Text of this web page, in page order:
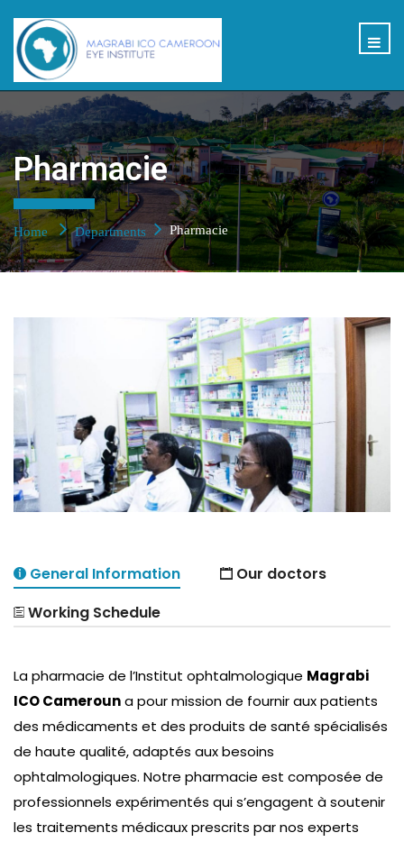
Pharmacie
Home Departments Pharmacie
General Information
Our doctors
Working Schedule
La pharmacie de l’Institut ophtalmologique Magrabi
ICO Camerouna pour mission de fournir aux patients
des médicaments et des produits de santé spécialisés
de haute qualité, adaptés aux besoins
ophtalmologiques. Notre pharmacie est composée de
professionnels expérimentés qui s’engagent à soutenir
les traitements médicaux prescrits par nos experts
Warning: Attempt to read property "slug" on false in
/htdocs/wp-
content/plugins/inmedical/themes/doctors_grid.php
on line22
Emade Ketchemen, MD
Warning: Attempt to read property "id" on
false in /htdocs/wp-
content/plugins/inmedical/themes/
on line56